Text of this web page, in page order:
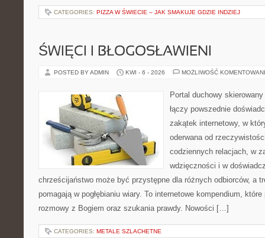
CATEGORIES: PIZZA W ŚWIECIE – JAK SMAKUJE GDZIE INDZIEJ
ŚWIĘCI I BŁOGOSŁAWIENI
POSTED BY ADMIN KWI - 6 - 2026 MOŻLIWOŚĆ
Portal duchowy
łączy powszednie
zakątek internetowy, w
oderwana od
codziennych relacjach, w
wdzięczności i w
chrześcijaństwo może być przystępne dla różnych odbiorców, a
pomagają w pogłębianiu wiary. To internetowe kompendium,
rozmowy z Bogiem oraz szukania prawdy. Nowości […]
CATEGORIES: METALE SZLACHETNE